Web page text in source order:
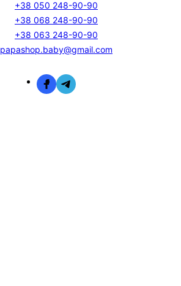
+38 050 248-90-90
+38 068 248-90-90
+38 063 248-90-90
papashop.baby@gmail.com